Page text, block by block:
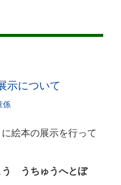
示について
係
絵本の展示を行って
う うちゅうへとぼ